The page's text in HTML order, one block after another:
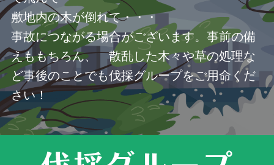
敷地内の木が倒れて・・・
事故につながる場合がございます。事前の備
えももちろん、 散乱した木々や草の処理な
ど事後のことでも伐採グループをご用命くだ
さい！